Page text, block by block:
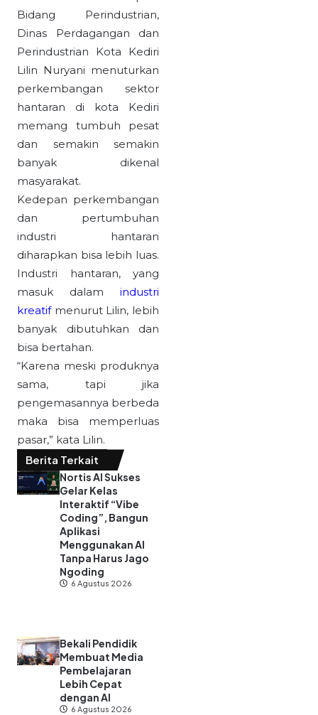
Bidang Perindustrian,
Dinas Perdagangan dan
Perindustrian Kota Kediri
Lilin Nuryani menuturkan
perkembangan sektor
hantaran di kota Kediri
memang tumbuh pesat
dan semakin semakin
banyak dikenal
masyarakat.
Kedepan perkembangan
dan pertumbuhan
industri hantaran
diharapkan bisa lebih luas.
Industri hantaran, yang
masuk dalam industri
kreatifmenurut Lilin, lebih
banyak dibutuhkan dan
bisa bertahan.
“Karena meski produknya
sama, tapi jika
pengemasannya berbeda
maka bisa memperluas
pasar,” kata Lilin.
Berita Terkait
Nortis AI Sukses
Gelar Kelas
Interaktif “Vibe
Coding”, Bangun
Aplikasi
Menggunakan AI
Tanpa Harus Jago
Ngoding
6 Agustus 2026
Bekali Pendidik
Membuat Media
Pembelajaran
Lebih Cepat
dengan AI
6 Agustus 2026